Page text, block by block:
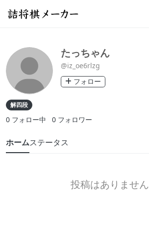
たっちゃん
@iz_oe6rlzg
フォロー
解四段
0 フォロー中 0 フォロワー
ホームステータス
投稿はありません